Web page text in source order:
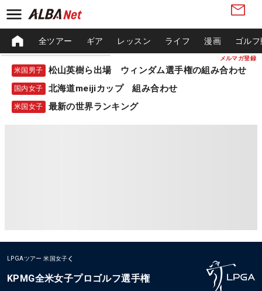
メルマガ登録
全ツアー ギア レッスン ライフ 漫画 ゴル
米国男子 松山英樹ら出場 ウィンダム選手権の組み合わせ
国内女子 北海道meijiカップ 組み合わせ
米国女子 最新の世界ランキング
LPGAツアー 米国女子
KPMG全米女子プロゴルフ選手権